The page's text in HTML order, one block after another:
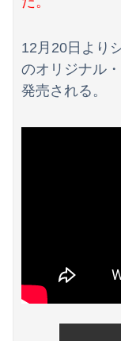
12月20日より
のオリジナル
発売される。